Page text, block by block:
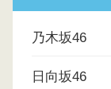
乃木坂46
日向坂46